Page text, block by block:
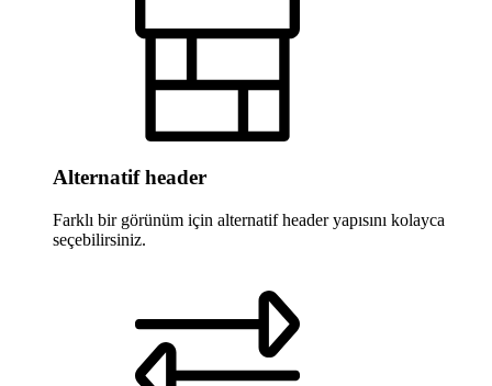
Alternatif header
Farklı bir görünüm için alternatif header yapısını kolayca
seçebilirsiniz.